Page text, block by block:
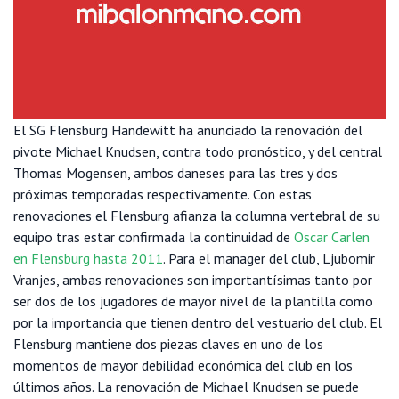
El SG Flensburg Handewitt ha anunciado la renovación del
pivote Michael Knudsen, contra todo pronóstico, y del central
Thomas Mogensen, ambos daneses para las tres y dos
próximas temporadas respectivamente. Con estas
renovaciones el Flensburg afianza la columna vertebral de su
equipo tras estar confirmada la continuidad de Oscar Carlen
en Flensburg hasta 2011. Para el manager del club, Ljubomir
Vranjes, ambas renovaciones son importantísimas tanto por
ser dos de los jugadores de mayor nivel de la plantilla como
por la importancia que tienen dentro del vestuario del club. El
Flensburg mantiene dos piezas claves en uno de los
momentos de mayor debilidad económica del club en los
últimos años. La renovación de Michael Knudsen se puede